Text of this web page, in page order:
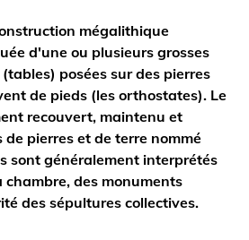
mégalithique
d'une ou plusieurs grosses
posées sur des pierres
de pieds (les orthostates). Le
recouvert, maintenu et
pierres et de terre nommé
sont généralement interprétés
chambre, des monuments
des sépultures collectives.